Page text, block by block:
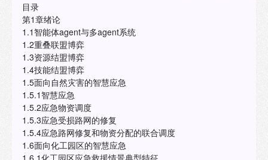
目录
第1章绪论
1.1智能体agent与多agent系统
1.2重叠联盟博弈
1.3资源结盟博弈
1.4技能结盟博弈
1.5面向自然灾害的智慧应急
1.5.1智慧应急
1.5.2应急物资调度
1.5.3应急受损路网的修复
1.5.4应急路网修复和物资分配的联合调度
1.6面向化工园区的智慧应急